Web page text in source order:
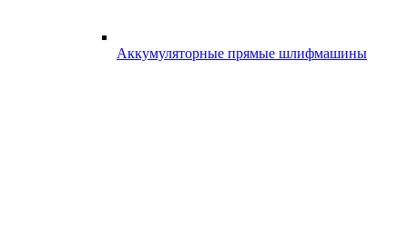
Аккумуляторные прямые шлифмашины